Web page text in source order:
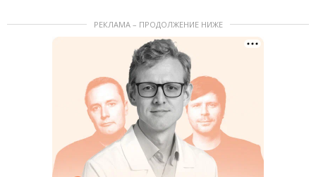
РЕКЛАМА – ПРОДОЛЖЕНИЕ НИЖЕ